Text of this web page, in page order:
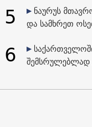
5
ნაურუს
და სამხრეთ
6
შემსრულებლად